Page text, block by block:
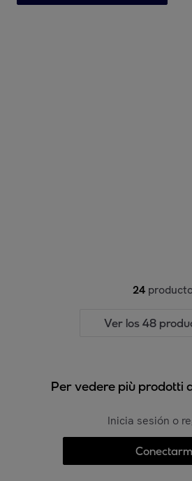
24
Ver los 48
Per vedere più prodotti
Inicia sesión o